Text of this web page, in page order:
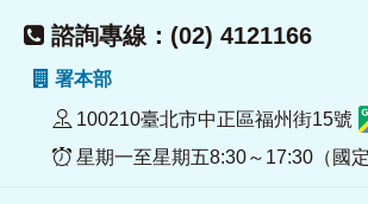
諮詢專線：(02) 4121166
署本部
100210臺北市中正區福州街15號
星期一至星期五8:30～17:30（國定